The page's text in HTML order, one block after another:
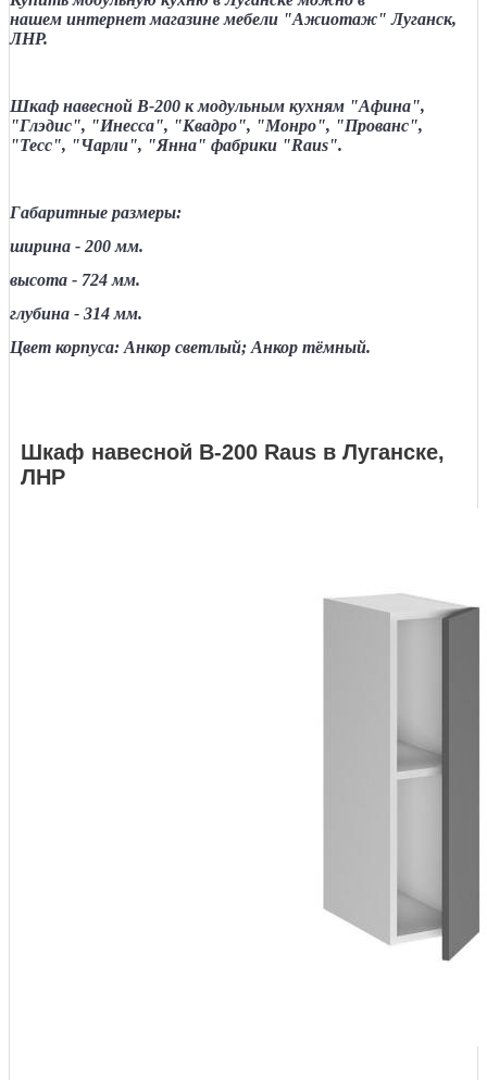
нашем интернет магазине мебели "Ажиотаж" Луганск,
ЛНР.
Шкаф навесной В-200 к модульным кухням "Афина",
"Глэдис", "Инесса", "Квадро", "Монро", "Прованс",
"Тесс", "Чарли", "Янна" фабрики "Raus".
Габаритные размеры:
ширина - 200 мм.
высота - 724 мм.
глубина - 314 мм.
Цвет корпуса: Анкор светлый; Анкор тёмный.
Шкаф навесной В-200 Raus в Луганске,
ЛНР